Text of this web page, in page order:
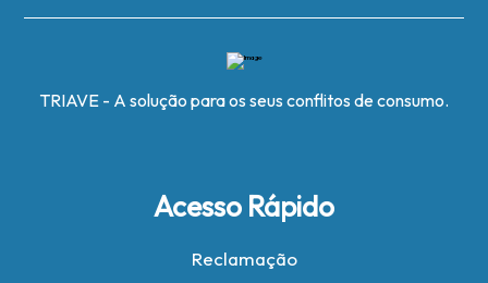
TRIAVE - A solução para os seus conflitos de consumo.
Acesso Rápido
Reclamação